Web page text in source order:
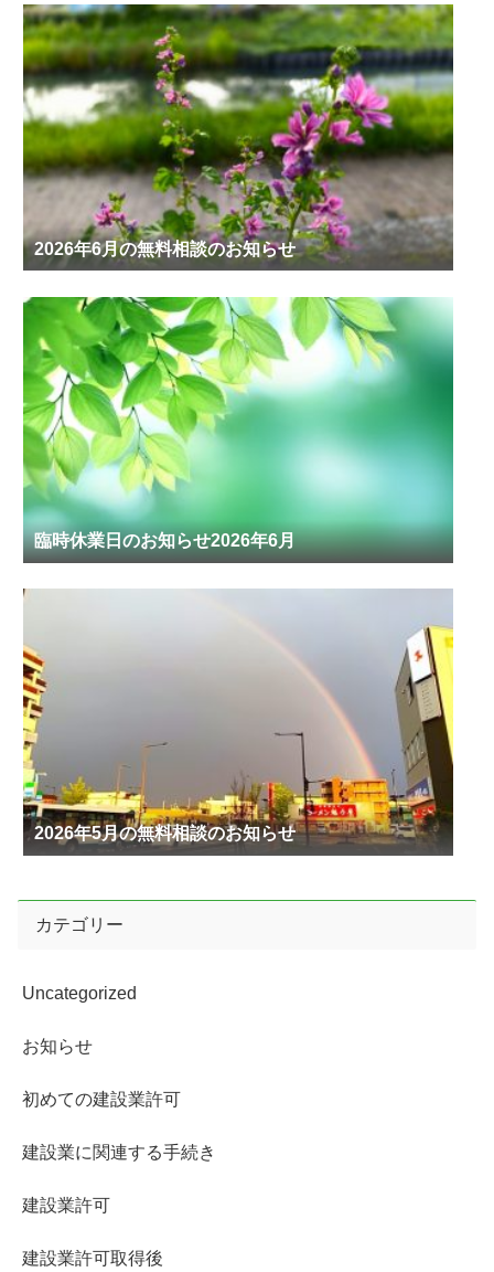
2026年6月の無料相談のお知らせ
臨時休業日のお知らせ2026年6月
2026年5月の無料相談のお知らせ
カテゴリー
Uncategorized
お知らせ
初めての建設業許可
建設業に関連する手続き
建設業許可
建設業許可取得後